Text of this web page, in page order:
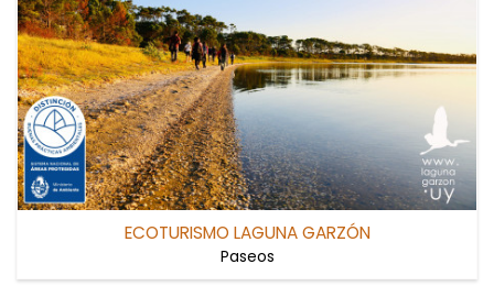
ECOTURISMO LAGUNA GARZÓN
Paseos